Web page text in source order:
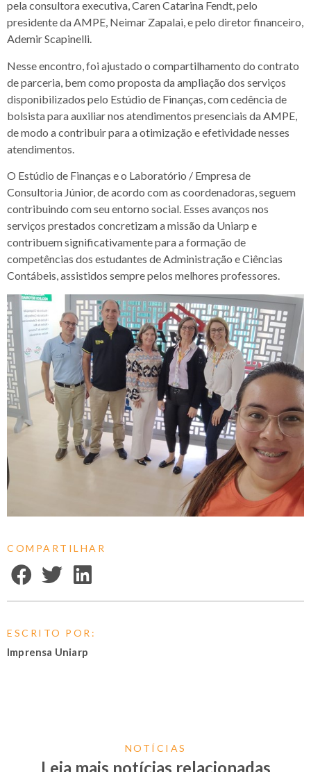
pela consultora executiva, Caren Catarina Fendt, pelo
presidente da AMPE, Neimar Zapalai, e pelo diretor financeiro,
Ademir Scapinelli.
Nesse encontro, foi ajustado o compartilhamento do contrato
de parceria, bem como proposta da ampliação dos serviços
disponibilizados pelo Estúdio de Finanças, com cedência de
bolsista para auxiliar nos atendimentos presenciais da AMPE,
de modo a contribuir para a otimização e efetividade nesses
atendimentos.
O Estúdio de Finanças e o Laboratório / Empresa de
Consultoria Júnior, de acordo com as coordenadoras, seguem
contribuindo com seu entorno social. Esses avanços nos
serviços prestados concretizam a missão da Uniarp e
contribuem significativamente para a formação de
competências dos estudantes de Administração e Ciências
Contábeis, assistidos sempre pelos melhores professores.
COMPARTILHAR
ESCRITO POR:
Imprensa Uniarp
NOTÍCIAS
Leia mais notícias relacionadas